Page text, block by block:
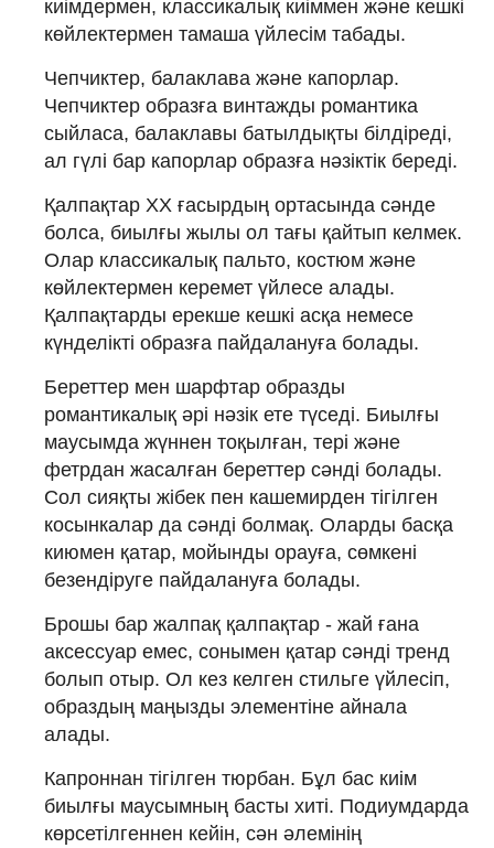
киімдермен, классикалық киіммен және кешкі
көйлектермен тамаша үйлесім табады.
Чепчиктер, балаклава және капорлар.
Чепчиктер образға винтажды романтика
сыйласа, балаклавы батылдықты білдіреді,
ал гүлі бар капорлар образға нәзіктік береді.
Қалпақтар XX ғасырдың ортасында сәнде
болса, биылғы жылы ол тағы қайтып келмек.
Олар классикалық пальто, костюм және
көйлектермен керемет үйлесе алады.
Қалпақтарды ерекше кешкі асқа немесе
күнделікті образға пайдалануға болады.
Береттер мен шарфтар образды
романтикалық әрі нәзік ете түседі. Биылғы
маусымда жүннен тоқылған, тері және
фетрдан жасалған береттер сәнді болады.
Сол сияқты жібек пен кашемирден тігілген
косынкалар да сәнді болмақ. Оларды басқа
киюмен қатар, мойынды орауға, сөмкені
безендіруге пайдалануға болады.
Брошы бар жалпақ қалпақтар - жай ғана
аксессуар емес, сонымен қатар сәнді тренд
болып отыр. Ол кез келген стильге үйлесіп,
образдың маңызды элементіне айнала
алады.
Капроннан тігілген тюрбан. Бұл бас киім
биылғы маусымның басты хиті. Подиумдарда
көрсетілгеннен кейін, сән әлемінің